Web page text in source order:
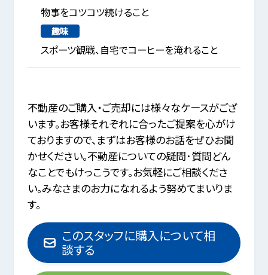
物事をコツコツ続けること
趣味
スポーツ観戦、自宅でコーヒーを淹れること
不動産のご購入・ご売却には様々なケースがござ
います。お客様それぞれに合ったご提案を心がけ
ておりますので、まずはお客様のお話をぜひお聞
かせください。不動産についての疑問･質問どん
なことでもけっこうです。お気軽にご相談くださ
い。みなさまのお力になれるよう努めてまいりま
す。
このスタッフに購入について相
談する